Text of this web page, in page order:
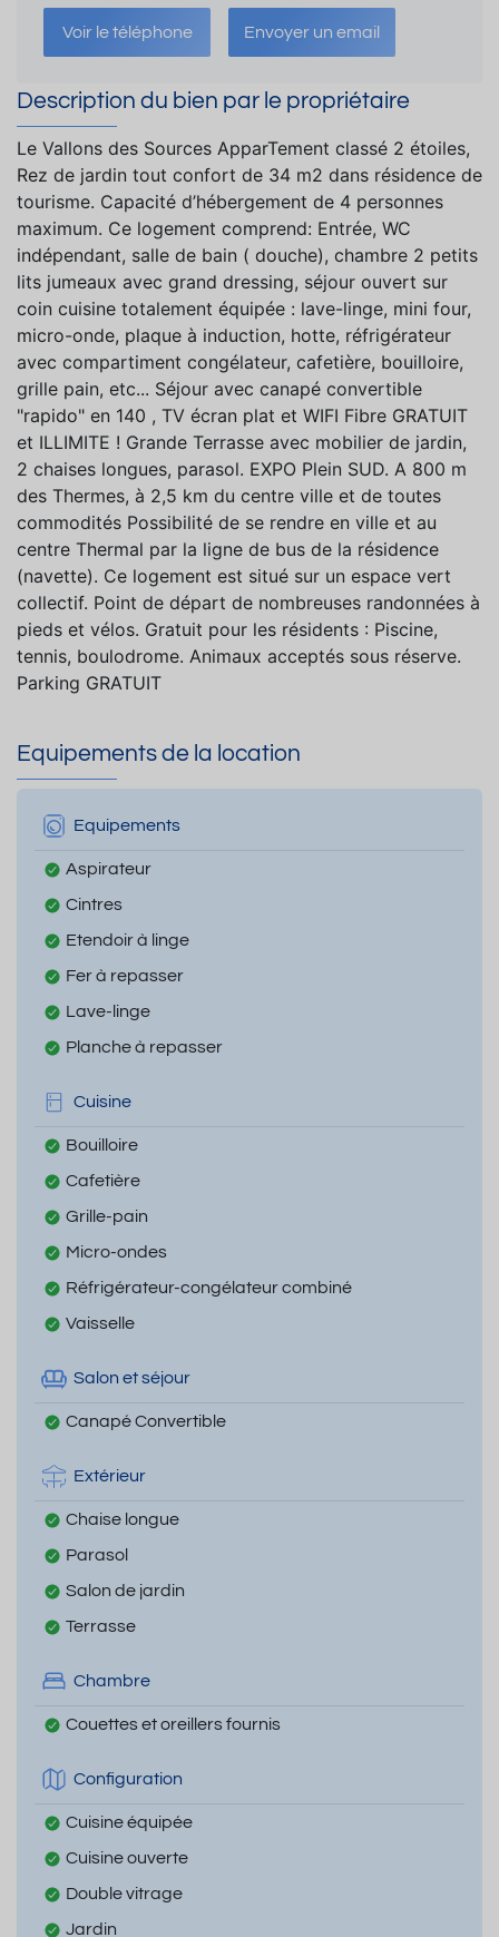
Voir le téléphone Envoyer un email
Description du bien par le propriétaire
Le Vallons des Sources ApparTement classé 2 étoiles,
Rez de jardin tout confort de 34 m2 dans résidence de
tourisme. Capacité d’hébergement de 4 personnes
maximum. Ce logement comprend: Entrée, WC
indépendant, salle de bain ( douche), chambre 2 petits
lits jumeaux avec grand dressing, séjour ouvert sur
coin cuisine totalement équipée : lave-linge, mini four,
micro-onde, plaque à induction, hotte, réfrigérateur
avec compartiment congélateur, cafetière, bouilloire,
grille pain, etc... Séjour avec canapé convertible
"rapido" en 140 , TV écran plat et WIFI Fibre GRATUIT
et ILLIMITE ! Grande Terrasse avec mobilier de jardin,
2 chaises longues, parasol. EXPO Plein SUD. A 800 m
des Thermes, à 2,5 km du centre ville et de toutes
commodités Possibilité de se rendre en ville et au
centre Thermal par la ligne de bus de la résidence
(navette). Ce logement est situé sur un espace vert
collectif. Point de départ de nombreuses randonnées à
pieds et vélos. Gratuit pour les résidents : Piscine,
tennis, boulodrome. Animaux acceptés sous réserve.
Parking GRATUIT
Equipements de la location
Equipements
Aspirateur
Cintres
Etendoir à linge
Fer à repasser
Lave-linge
Planche à repasser
Cuisine
Bouilloire
Cafetière
Grille-pain
Micro-ondes
Réfrigérateur-congélateur combiné
Vaisselle
Salon et séjour
Canapé Convertible
Extérieur
Chaise longue
Parasol
Salon de jardin
Terrasse
Chambre
Couettes et oreillers fournis
Configuration
Cuisine équipée
Cuisine ouverte
Double vitrage
Jardin